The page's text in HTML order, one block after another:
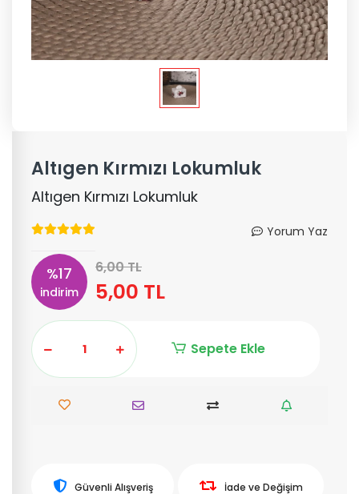
Altıgen Kırmızı Lokumluk
Altıgen Kırmızı Lokumluk
Yorum Yaz
%17
indirim
6,00 TL
5,00 TL
Sepete Ekle
Güvenli Alışveriş İade ve Değişim